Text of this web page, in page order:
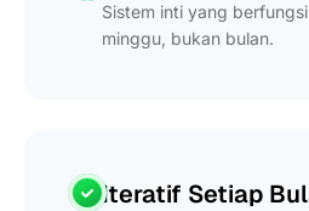
Sistem inti yang
minggu, bukan bulan.
Iteratif Setiap